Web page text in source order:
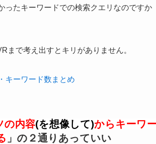
ったキーワードでの検索クエリなのですか
まで考え出すとキリがありません。
キーワード数まとめ
の内容(を想像して)からキーワ
」の２通りあっていい